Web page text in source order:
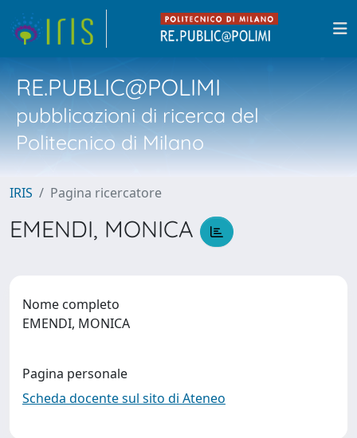
RE.PUBLIC@POLIMI
pubblicazioni di ricerca del
Politecnico di Milano
IRIS Pagina ricercatore
EMENDI, MONICA
Nome completo
EMENDI, MONICA
Pagina personale
Scheda docente sul sito di Ateneo